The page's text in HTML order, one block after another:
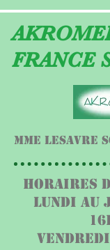
FRANCE
Mme LESAVRE
HORAIRES
Lundi au